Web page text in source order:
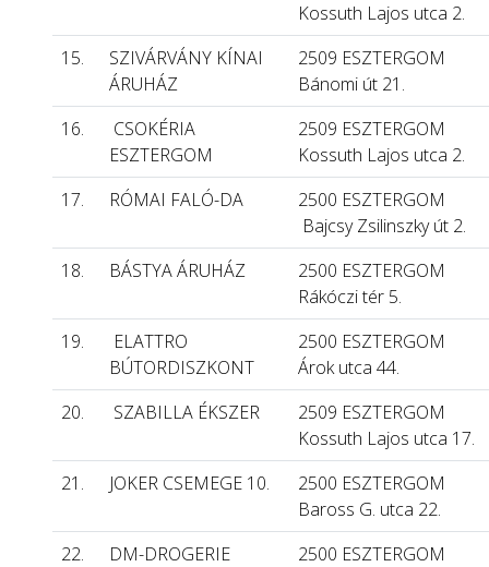
Kossuth Lajos utca 2.
15.
SZIVÁRVÁNY KÍNAI
ÁRUHÁZ
2509 ESZTERGOM
Bánomi út 21.
16.
CSOKÉRIA
ESZTERGOM
2509 ESZTERGOM
Kossuth Lajos utca 2.
17.
RÓMAI FALÓ-DA
2500 ESZTERGOM
Bajcsy Zsilinszky út 2.
18.
BÁSTYA ÁRUHÁZ
2500 ESZTERGOM
Rákóczi tér 5.
19.
ELATTRO
BÚTORDISZKONT
2500 ESZTERGOM
Árok utca 44.
20.
SZABILLA ÉKSZER
2509 ESZTERGOM
Kossuth Lajos utca 17.
21.
JOKER CSEMEGE 10.
2500 ESZTERGOM
Baross G. utca 22.
22.
DM-DROGERIE
2500 ESZTERGOM